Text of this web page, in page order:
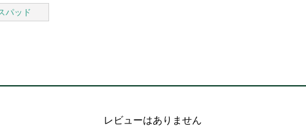
パッド
レビューはありません